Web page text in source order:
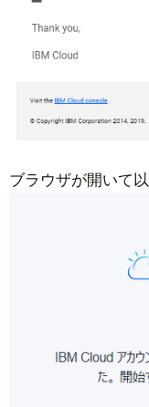
ブラウザが開いて